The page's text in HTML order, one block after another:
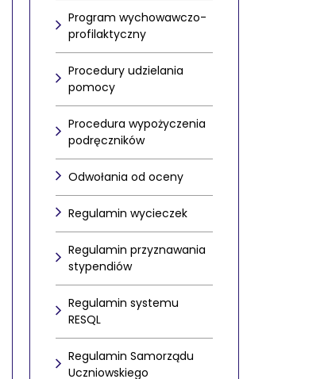
Program wychowawczo-
profilaktyczny
Procedury udzielania
pomocy
Procedura wypożyczenia
podręczników
Odwołania od oceny
Regulamin wycieczek
Regulamin przyznawania
stypendiów
Regulamin systemu
RESQL
Regulamin Samorządu
Uczniowskiego